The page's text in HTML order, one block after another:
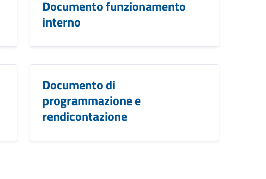
Documento funzionamento
interno
Documento di
programmazione e
rendicontazione